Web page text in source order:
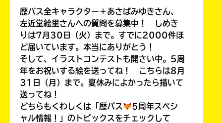
Loading...
歴バス全キャラクター＋あさばみゆきさん、
左近堂絵里さんへの質問を募集中！ しめき
りは7月30日（火）まで。すでに2000件ほ
ど届いています。本当にありがとう！
そして、イラストコンテストも開さい中。5周
年をお祝いする絵を送ってね！ こちらは8月
31日（月）まで。夏休みによかったら描いて
送ってね！
どちらもくわしくは「歴バス
5周年スペシ
ャル情報！」のトピックスをチェックして